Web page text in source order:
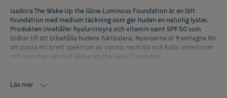
Isadora The Wake Up the Glow Luminous Foundation är en lätt
foundation med medium täckning som ger huden en naturlig lyster.
Produkten innehåller hyaluronsyra och vitamin samt SPF 50 som
bidrar till att bibehålla hudens fuktbalans. Nyanserna är framtagna för
att passa ett brett spektrum av varma, neutrala och kalla undertoner
och matchar väl med Wake Up the Glow Concealer.
Läs mer